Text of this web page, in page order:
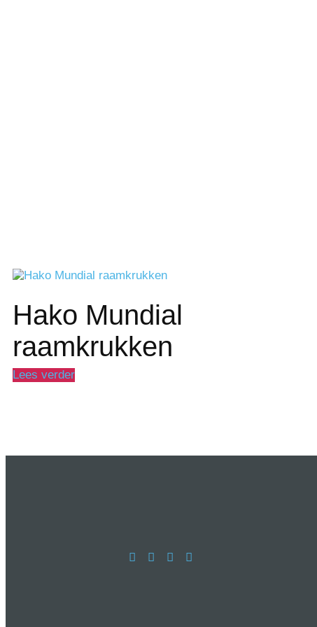
Hako Mundial
raamkrukken
Lees verder